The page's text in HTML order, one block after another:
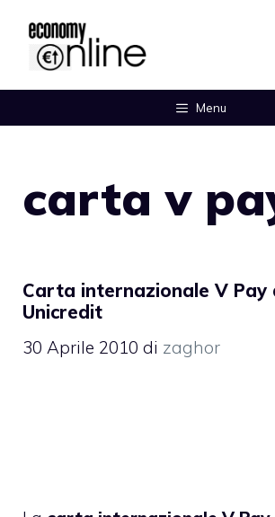
contenuto
Menu
carta v
Carta internazionale V Pay
Unicredit
30 Aprile 2010 di zaghor